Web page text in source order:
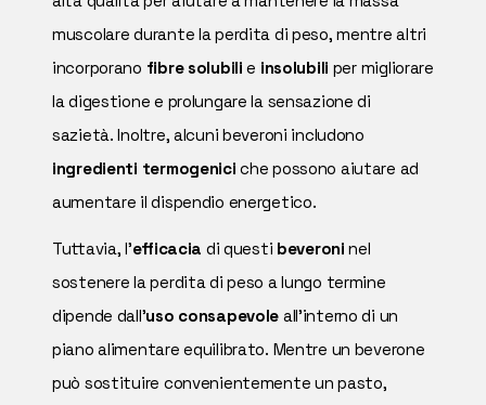
muscolare durante la perdita di peso, mentre altri
incorporano fibre solubili e insolubili per migliorare
la digestione e prolungare la sensazione di
sazietà. Inoltre, alcuni beveroni includono
ingredienti termogenici che possono aiutare ad
aumentare il dispendio energetico.
Tuttavia, l'efficacia di questi beveroni nel
sostenere la perdita di peso a lungo termine
dipende dall'uso consapevole all'interno di un
piano alimentare equilibrato. Mentre un beverone
può sostituire convenientemente un pasto,